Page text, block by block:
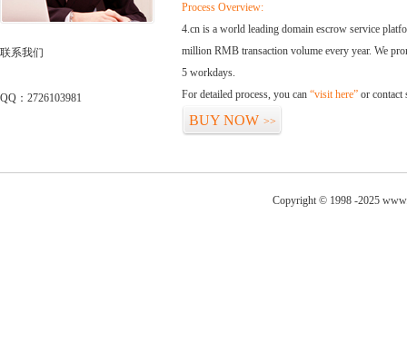
联系我们
QQ：2726103981
Process Overview:
4.cn is a world leading domain escrow service
million RMB transaction volume every year. We
5 workdays.
For detailed process, you can “visit here” or contact
BUY NOW >>
Copyright © 1998 -2025